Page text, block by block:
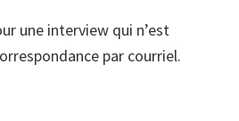
une interview qui n’est
par courriel.